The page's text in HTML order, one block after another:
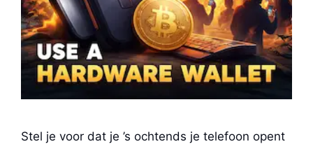
Stel je voor dat je ’s ochtends je telefoon opent